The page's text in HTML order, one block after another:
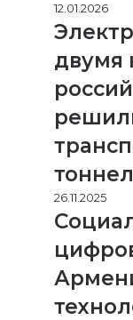
12.01.2026
двумя
26.11.2025